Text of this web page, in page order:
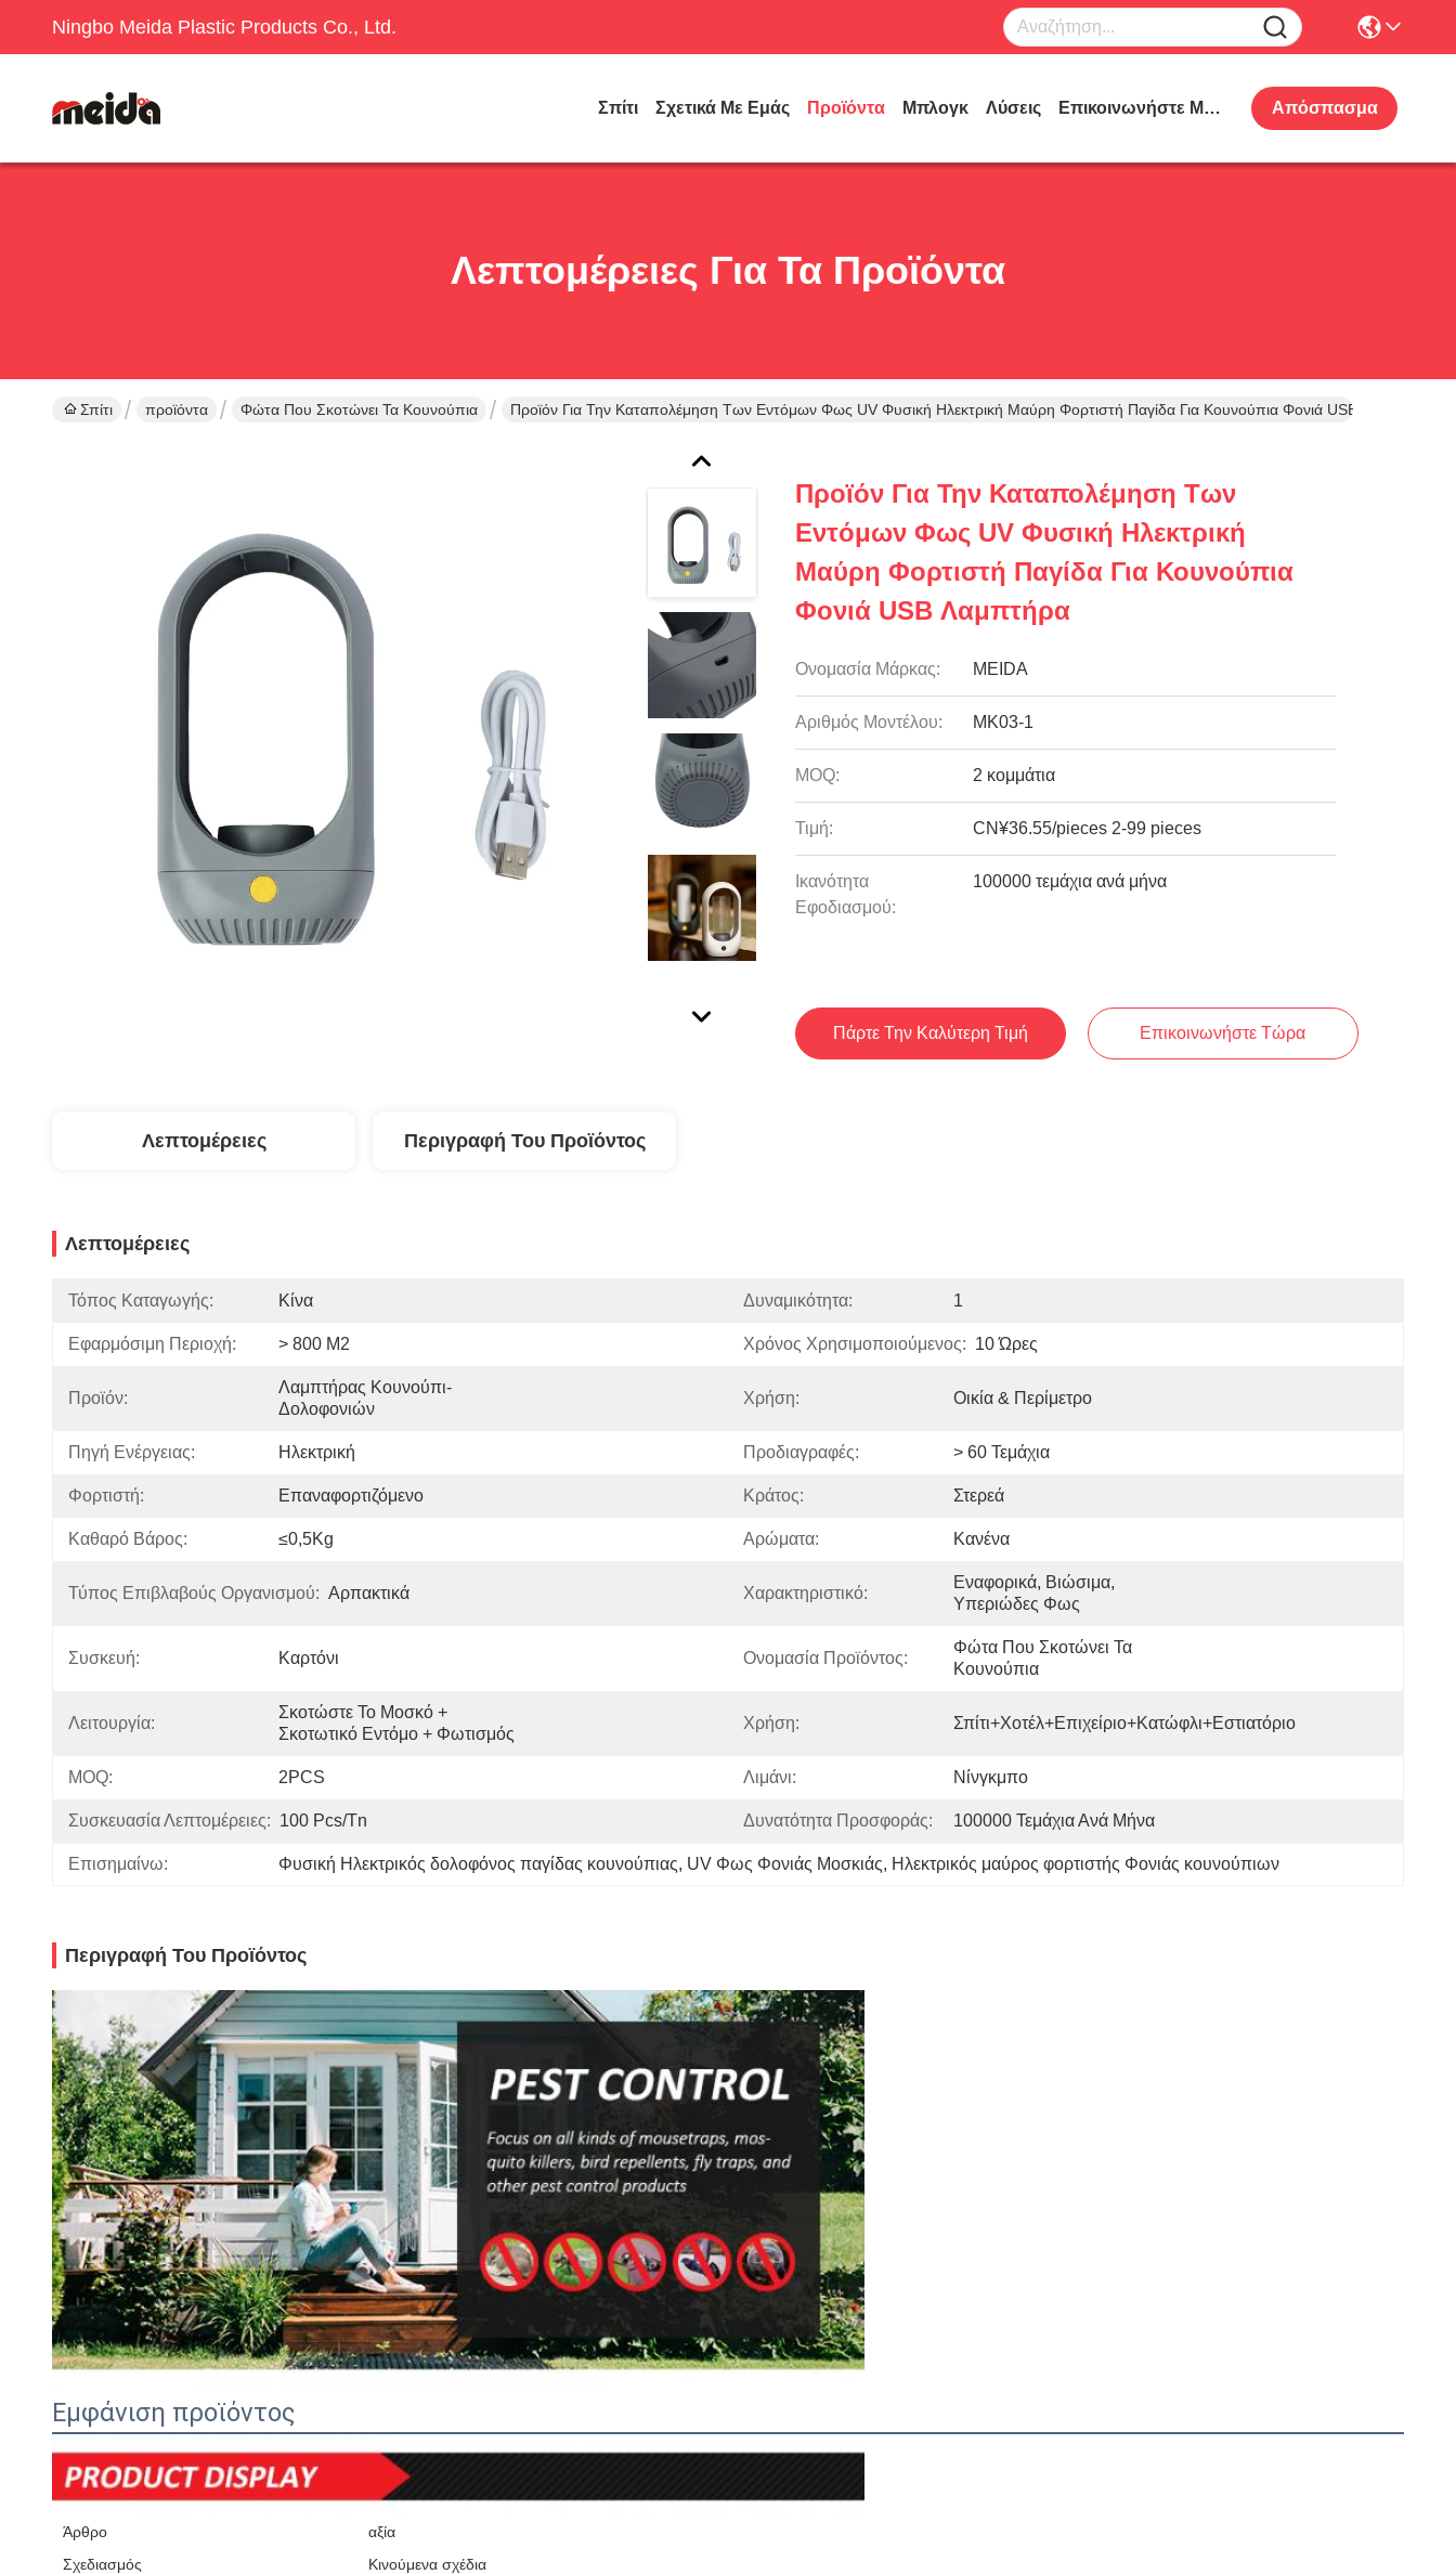
Ningbo Meida Plastic Products Co., Ltd.
Σπίτι Σχετικά Με Εμάς Προϊόντα Μπλογκ Λύσεις Επικοινωνήστε Μαζί Μας Απόσπασμα
Λεπτομέρειες Για Τα Προϊόντα
Σπίτι προϊόντα Φώτα Που Σκοτώνει Τα Κουνούπια Προϊόν Για Την Καταπολέμηση Των Εντόμων Φως UV Φυσική Ηλεκτρική Μαύρη Φορτιστή Παγίδα Για Κουνούπια Φονιά USB Λαμπτήρα
Προϊόν Για Την Καταπολέμηση Των
Εντόμων Φως UV Φυσική Ηλεκτρική
Μαύρη Φορτιστή Παγίδα Για Κουνούπια
Φονιά USB Λαμπτήρα
Ονομασία Μάρκας: MEIDA
Αριθμός Μοντέλου: MK03-1
MOQ: 2 κομμάτια
Τιμή: CN¥36.55/pieces 2-99 pieces
Ικανότητα
Εφοδιασμού:
100000 τεμάχια ανά μήνα
Πάρτε Την Καλύτερη Τιμή Επικοινωνήστε Τώρα
Λεπτομέρειες Περιγραφή Του Προϊόντος
Λεπτομέρειες
Τόπος Καταγωγής: Κίνα Δυναμικότητα: 1
Εφαρμόσιμη Περιοχή: > 800 M2 Χρόνος Χρησιμοποιούμενος: 10 Ώρες
Προϊόν:
Λαμπτήρας Κουνούπι-
Δολοφονιών
Χρήση: Οικία & Περίμετρο
Πηγή Ενέργειας: Ηλεκτρική Προδιαγραφές: > 60 Τεμάχια
Φορτιστή: Επαναφορτιζόμενο Κράτος: Στερεά
Καθαρό Βάρος: ≤0,5Kg Αρώματα: Κανένα
Τύπος Επιβλαβούς Οργανισμού: Αρπακτικά Χαρακτηριστικό:
Εναφορικά, Βιώσιμα,
Υπεριώδες Φως
Συσκευή: Καρτόνι Ονομασία Προϊόντος:
Φώτα Που Σκοτώνει Τα
Κουνούπια
Λειτουργία:
Σκοτώστε Το Μοσκό +
Σκοτωτικό Εντόμο + Φωτισμός
Χρήση: Σπίτι+Χοτέλ+Επιχείριο+Κατώφλι+Εστιατόριο
MOQ: 2PCS Λιμάνι: Νίνγκμπο
Συσκευασία Λεπτομέρειες: 100 Pcs/tn Δυνατότητα Προσφοράς: 100000 Τεμάχια Ανά Μήνα
Επισημαίνω: Φυσική Ηλεκτρικός δολοφόνος παγίδας κουνούπιας, UV Φως Φονιάς Μοσκιάς, Ηλεκτρικός μαύρος φορτιστής Φονιάς κουνούπιων
Περιγραφή Του Προϊόντος
Εμφάνιση προϊόντος
Άρθρο
αξία
Σχεδιασμός
Κινούμενα σχέδια